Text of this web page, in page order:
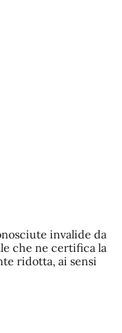
invalide da
che ne certifica la
ridotta, ai sensi